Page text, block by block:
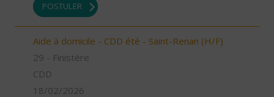
POSTULER
Aide à domicile - CDD été - Saint-Renan (H/F)
29 - Finistère
CDD
18/02/2026